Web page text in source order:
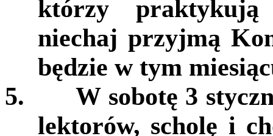
którzy praktykują
niechaj przyjmą
będzie w tym
5.
W sobotę 3
lektorów, scholę i